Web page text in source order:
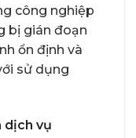
công nghiệp
bị gián đoạn
ổn định và
sử dụng
dịch vụ